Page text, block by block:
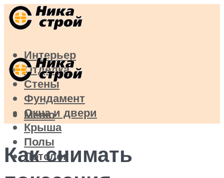
Интерьер
Отделка
Стены
Фундамент
Окна и двери
Крыша
Полы
Потолок
Меню
Как снимать